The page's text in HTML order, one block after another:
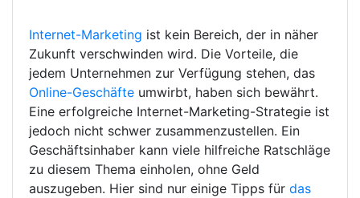
Internet-Marketing ist kein Bereich, der in näher
Zukunft verschwinden wird. Die Vorteile, die
jedem Unternehmen zur Verfügung stehen, das
Online-Geschäfte umwirbt, haben sich bewährt.
Eine erfolgreiche Internet-Marketing-Strategie ist
jedoch nicht schwer zusammenzustellen. Ein
Geschäftsinhaber kann viele hilfreiche Ratschläge
zu diesem Thema einholen, ohne Geld
auszugeben. Hier sind nur einige Tipps für das